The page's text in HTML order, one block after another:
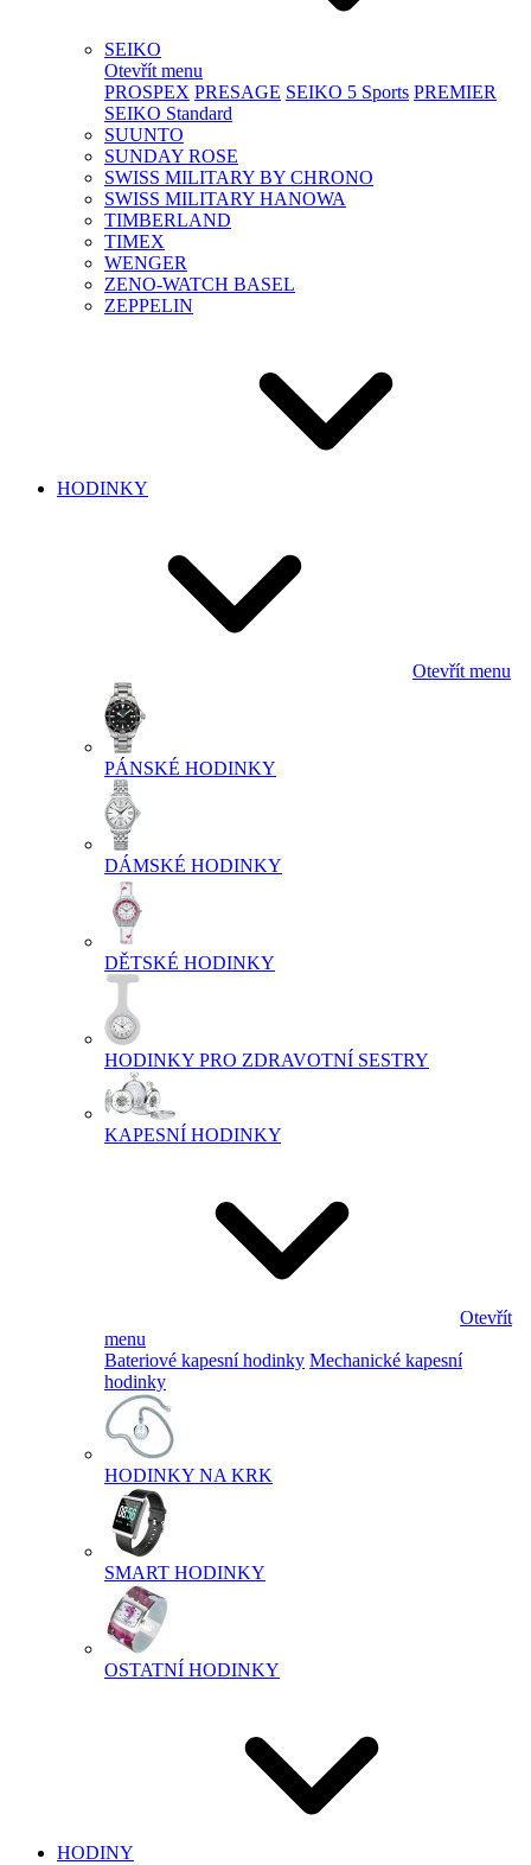
SEIKO
Otevřít menu
PROSPEX PRESAGE SEIKO 5 Sports PREMIER
SEIKO Standard
SUUNTO
SUNDAY ROSE
SWISS MILITARY BY CHRONO
SWISS MILITARY HANOWA
TIMBERLAND
TIMEX
WENGER
ZENO-WATCH BASEL
ZEPPELIN
HODINKY
Otevřít menu
PÁNSKÉ HODINKY
DÁMSKÉ HODINKY
DĚTSKÉ HODINKY
HODINKY PRO ZDRAVOTNÍ SESTRY
KAPESNÍ HODINKY
Otevřít
menu
Bateriové kapesní hodinky Mechanické kapesní
hodinky
HODINKY NA KRK
SMART HODINKY
OSTATNÍ HODINKY
HODINY